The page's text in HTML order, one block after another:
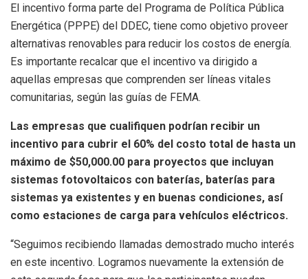
El incentivo forma parte del Programa de Política Pública
Energética (PPPE) del DDEC, tiene como objetivo proveer
alternativas renovables para reducir los costos de energía.
Es importante recalcar que el incentivo va dirigido a
aquellas empresas que comprenden ser líneas vitales
comunitarias, según las guías de FEMA.
Las empresas que cualifiquen podrían recibir un
incentivo para cubrir el 60% del costo total de hasta un
máximo de $50,000.00 para proyectos que incluyan
sistemas fotovoltaicos con baterías, baterías para
sistemas ya existentes y en buenas condiciones, así
como estaciones de carga para vehículos eléctricos.
“Seguimos recibiendo llamadas demostrado mucho interés
en este incentivo. Logramos nuevamente la extensión de